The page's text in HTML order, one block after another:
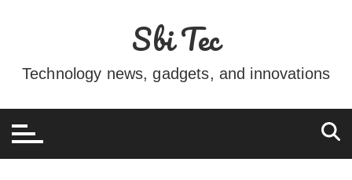
conteúdo
Sbi Tec
Technology news, gadgets, and innovations